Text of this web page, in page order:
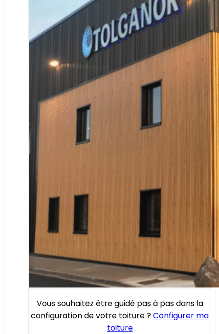
Vous souhaitez être guidé pas à pas dans la
configuration de votre toiture ?Configurer ma
toiture